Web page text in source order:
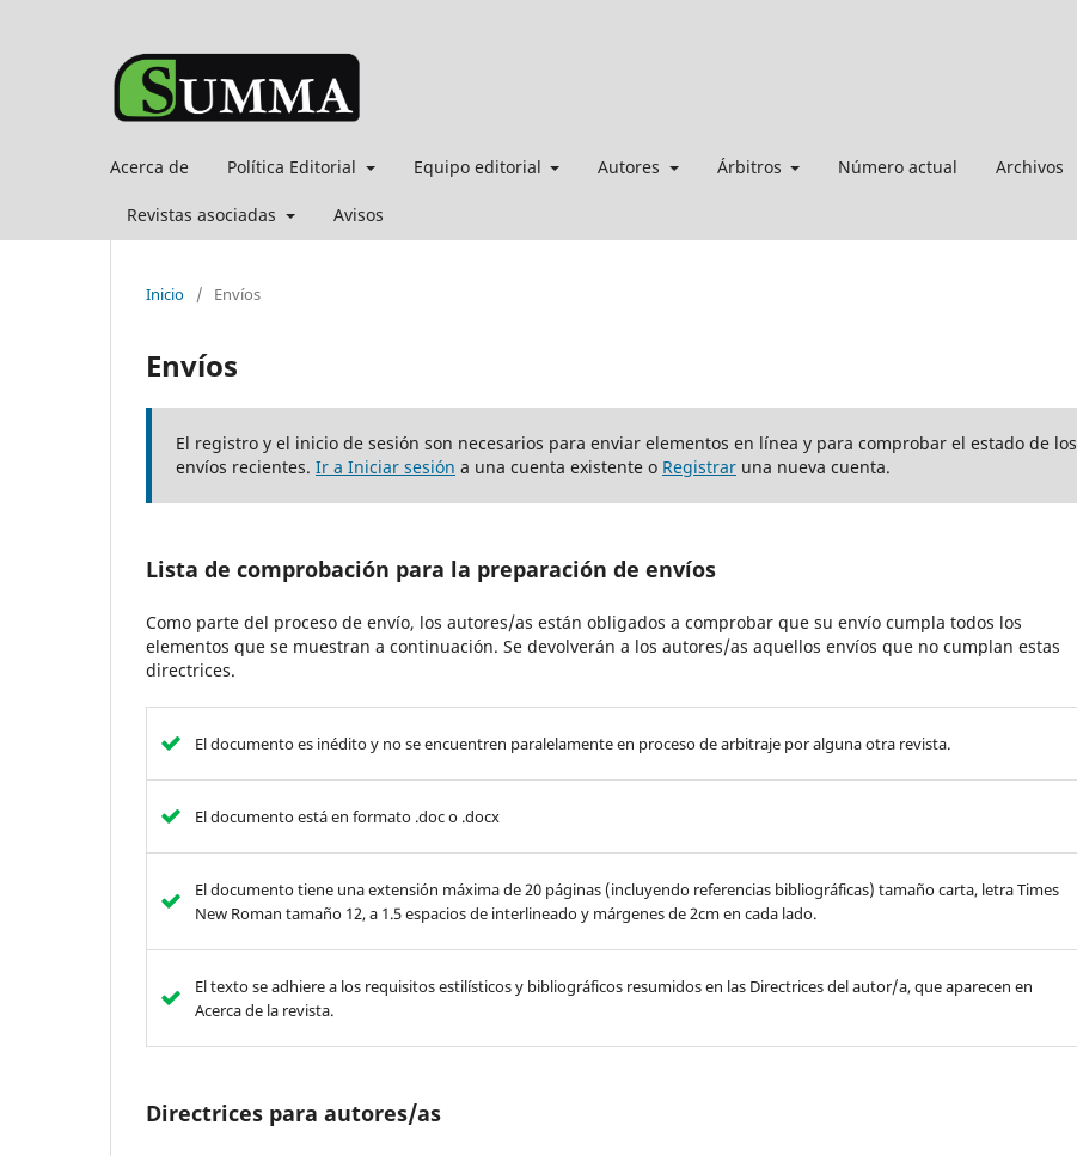
Acerca de Política Editorial Equipo editorial Autores Árbitros Número actual Archivos
Revistas asociadas Avisos
Inicio / Envíos
Envíos
El registro y el inicio de sesión son necesarios para enviar elementos en línea y para comprobar el estado de los
envíos recientes. Ir a Iniciar sesión a una cuenta existente o Registrar una nueva cuenta.
Lista de comprobación para la preparación de envíos
Como parte del proceso de envío, los autores/as están obligados a comprobar que su envío cumpla todos los
elementos que se muestran a continuación. Se devolverán a los autores/as aquellos envíos que no cumplan estas
directrices.
El documento es inédito y no se encuentren paralelamente en proceso de arbitraje por alguna otra revista.
El documento está en formato .doc o .docx
El documento tiene una extensión máxima de 20 páginas (incluyendo referencias bibliográficas) tamaño carta, letra Times
New Roman tamaño 12, a 1.5 espacios de interlineado y márgenes de 2cm en cada lado.
El texto se adhiere a los requisitos estilísticos y bibliográficos resumidos en las Directrices del autor/a, que aparecen en
Acerca de la revista.
Directrices para autores/as